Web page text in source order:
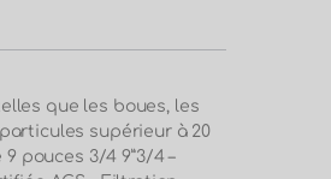
que les boues, les
supérieur à 20
pouces 3/4 9”3/4 –